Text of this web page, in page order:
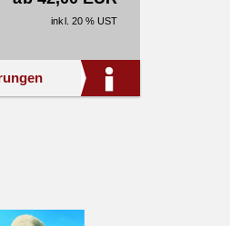
inkl. 20 % UST